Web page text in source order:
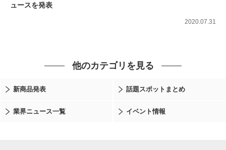
ュースを発表
2020.07.31
他のカテゴリを見る
新商品発表 話題スポットまとめ
業界ニュース一覧 イベント情報